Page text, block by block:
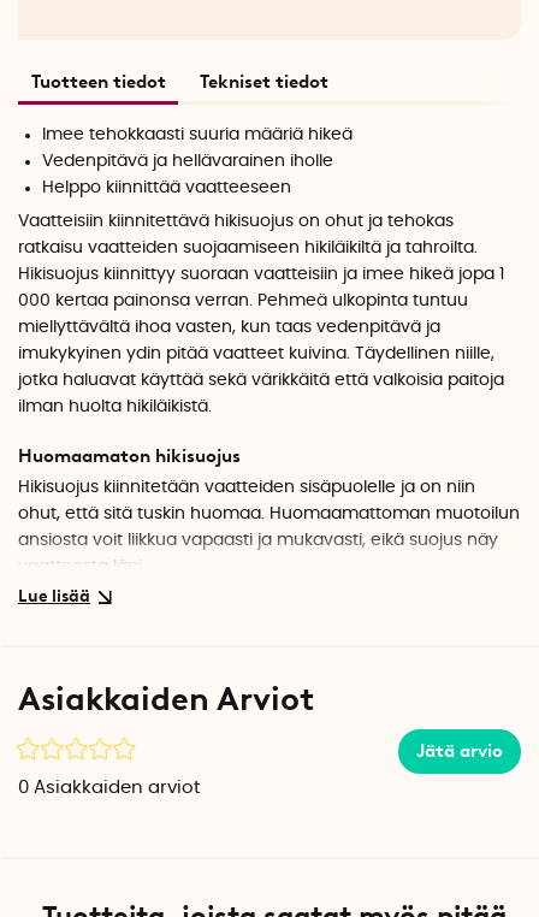
Tuotteen tiedot Tekniset tiedot
Imee tehokkaasti suuria määriä hikeä
Vedenpitävä ja hellävarainen iholle
Helppo kiinnittää vaatteeseen
Vaatteisiin kiinnitettävä hikisuojus on ohut ja tehokas
ratkaisu vaatteiden suojaamiseen hikiläikiltä ja tahroilta.
Hikisuojus kiinnittyy suoraan vaatteisiin ja imee hikeä jopa 1
000 kertaa painonsa verran. Pehmeä ulkopinta tuntuu
miellyttävältä ihoa vasten, kun taas vedenpitävä ja
imukykyinen ydin pitää vaatteet kuivina. Täydellinen niille,
jotka haluavat käyttää sekä värikkäitä että valkoisia paitoja
ilman huolta hikiläikistä.
Huomaamaton hikisuojus
Hikisuojus kiinnitetään vaatteiden sisäpuolelle ja on niin
ohut, että sitä tuskin huomaa. Huomaamattoman muotoilun
ansiosta voit liikkua vapaasti ja mukavasti, eikä suojus näy
vaatteesta läpi.
Hikisuojuksen ansiosta sinun ei enää tarvitse huolehtia
hikitahrojen pilaavan vaatteitasi. Imukykyiset ja vedenpitävät
Asiakkaiden Arviot
Jätä arvio
0 Asiakkaiden arviot